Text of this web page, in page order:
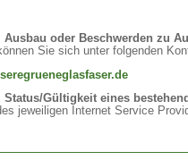
Ausbau oder Beschwerden zu
Sie sich unter folgenden
Status/Gültigkeit eines
jeweiligen Internet Service